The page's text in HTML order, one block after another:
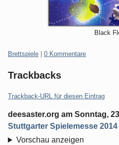
Black
Kategorien:
Brettspiele 0 Kommentare
Trackbacks
Trackback-URL für diesen Eintrag
deesaster.org am Sonntag,
Stuttgarter Spielemesse 2014
Vorschau anzeigen